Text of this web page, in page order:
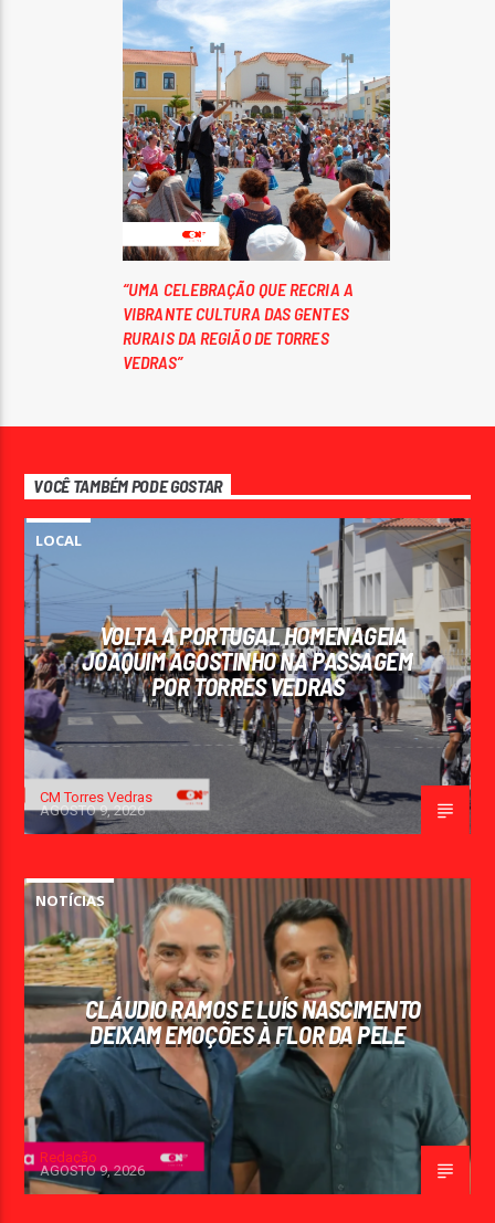
“UMA CELEBRAÇÃO QUE RECRIA A
VIBRANTE CULTURA DAS GENTES
RURAIS DA REGIÃO DE TORRES
VEDRAS”
VOCÊ TAMBÉM PODE GOSTAR
LOCAL
VOLTA A PORTUGAL HOMENAGEIA
JOAQUIM AGOSTINHO NA PASSAGEM
POR TORRES VEDRAS
CM Torres Vedras
AGOSTO 9, 2026
NOTÍCIAS
CLÁUDIO RAMOS E LUÍS NASCIMENTO
DEIXAM EMOÇÕES À FLOR DA PELE
Redação
AGOSTO 9, 2026